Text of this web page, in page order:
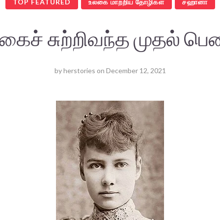
சுற்றிவந்த முதல்
byherstories on December 12, 2021